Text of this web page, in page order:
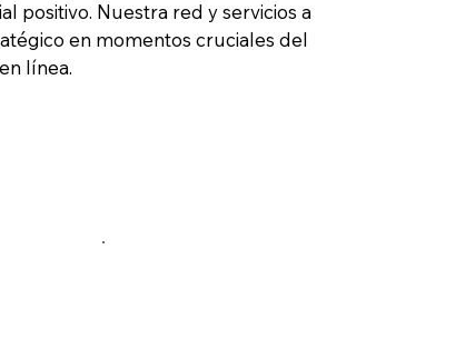
positivo. Nuestra red y servicios a
en momentos cruciales del
línea.